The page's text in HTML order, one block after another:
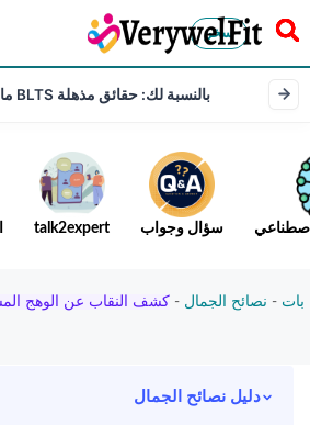
سخر
ما مدى صحة BLTS بالنسبة لك: حقائق مذهلة
talk2expert سؤال وجواب
بات - نصائح الجمال - كشف النقاب عن الوهج
دليل نصائح الجمال